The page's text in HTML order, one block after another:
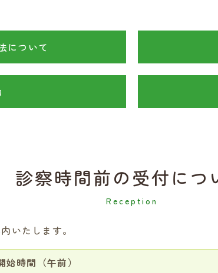
について
診察時間前の受付につ
いたします。
始時間（午前）